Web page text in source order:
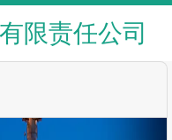
限责任公司